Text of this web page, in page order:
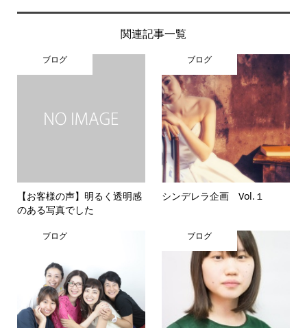
関連記事一覧
ブログ
【お客様の声】明るく透明感
のある写真でした
ブログ
シンデレラ企画 Vol.１
ブログ ブログ